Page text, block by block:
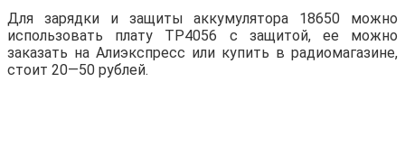
Для зарядки и защиты аккумулятора 18650 можно
использовать плату TP4056 с защитой, ее можно
заказать на Алиэкспресс или купить в радиомагазине,
стоит 20—50 рублей.